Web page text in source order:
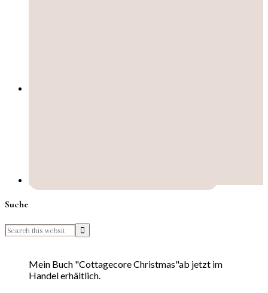
Suche
Mein Buch "Cottagecore Christmas"ab jetzt im
Handel erhältlich.